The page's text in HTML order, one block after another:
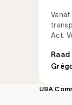
Vanaf
Act.
Footer
UBA